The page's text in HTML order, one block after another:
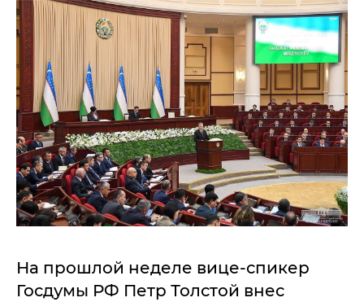
На прошлой неделе вице-спикер
Госдумы РФ Петр Толстой внес